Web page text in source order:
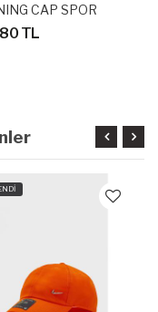
CAP SPOR
TL